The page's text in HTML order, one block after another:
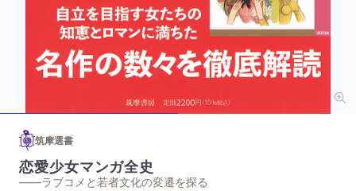
筑摩選書
恋愛少女マンガ全史
——ラブコメと若者文化の変遷を探る